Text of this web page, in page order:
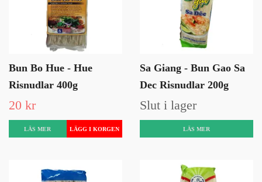
Bun Bo Hue - Hue
Risnudlar 400g
20 kr
LÄS MER
Sa Giang - Bun Gao Sa
Dec Risnudlar 200g
Slut i lager
LÄS MER